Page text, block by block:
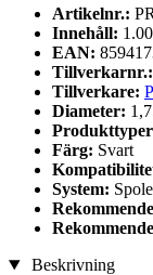
Artikelnr.:
Innehåll:
EAN:
Tillverkarnr.:
Tillverkare:
Diameter:
Färg: Svart
System: Spole
Beskrivning